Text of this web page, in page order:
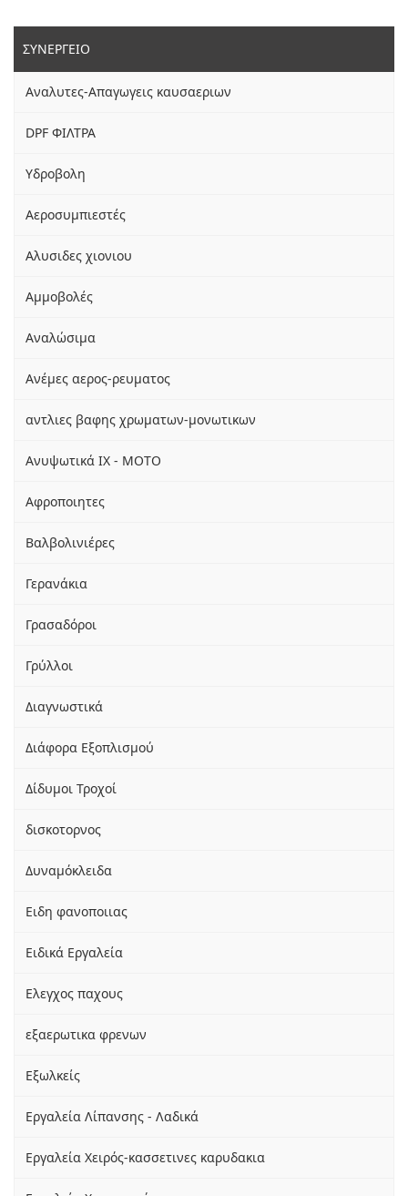
ΣΥΝΕΡΓΕΙΟ
Αναλυτες-Απαγωγεις καυσαεριων
DPF ΦΙΛΤΡΑ
Yδροβολη
Αεροσυμπιεστές
Αλυσιδες χιονιου
Αμμοβολές
Αναλώσιμα
Ανέμες αερος-ρευματος
αντλιες βαφης χρωματων-μονωτικων
Ανυψωτικά ΙΧ - ΜΟΤΟ
Αφροποιητες
Βαλβολινιέρες
Γερανάκια
Γρασαδόροι
Γρύλλοι
Διαγνωστικά
Διάφορα Εξοπλισμού
Δίδυμοι Τροχοί
δισκοτορνος
Δυναμόκλειδα
Ειδη φανοποιιας
Ειδικά Εργαλεία
Ελεγχος παχους
εξαερωτικα φρενων
Εξωλκείς
Εργαλεία Λίπανσης - Λαδικά
Εργαλεία Χειρός-κασσετινες καρυδακια